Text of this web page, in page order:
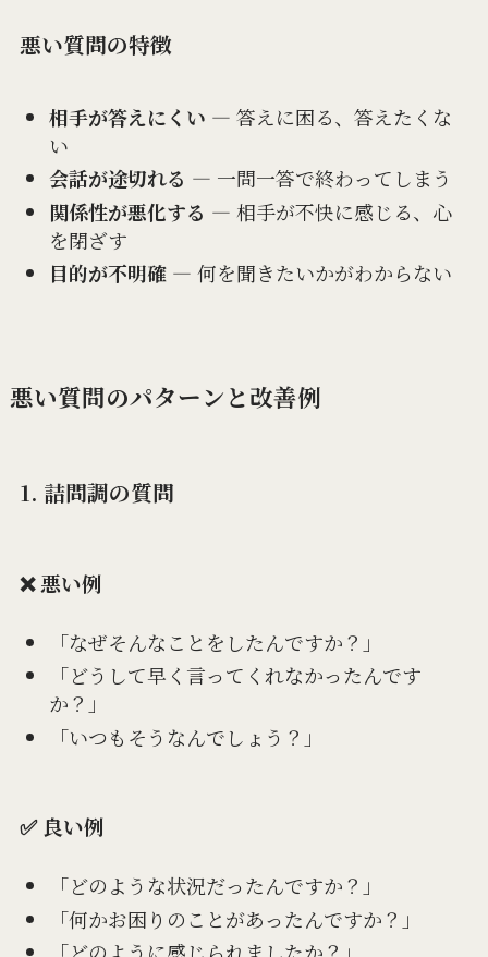
悪い質問の特徴
相手が答えにくい ― 答えに困る、答えたくな
い
会話が途切れる ― 一問一答で終わってしまう
関係性が悪化する ― 相手が不快に感じる、心
を閉ざす
目的が不明確― 何を聞きたいかがわからない
悪い質問のパターンと改善例
1. 詰問調の質問
❌ 悪い例
「なぜそんなことをしたんですか？」
「どうして早く言ってくれなかったんです
か？」
「いつもそうなんでしょう？」
✅ 良い例
「どのような状況だったんですか？」
「何かお困りのことがあったんですか？」